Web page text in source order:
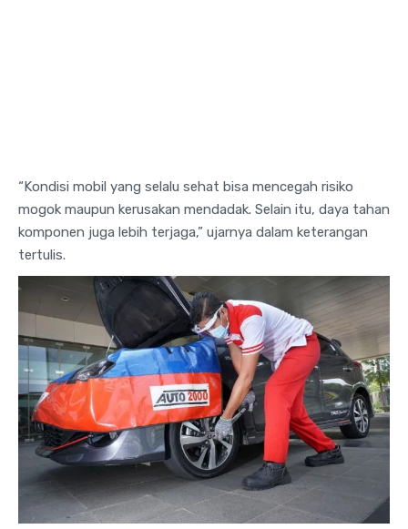
“Kondisi mobil yang selalu sehat bisa mencegah risiko
mogok maupun kerusakan mendadak. Selain itu, daya tahan
komponen juga lebih terjaga,” ujarnya dalam keterangan
tertulis.